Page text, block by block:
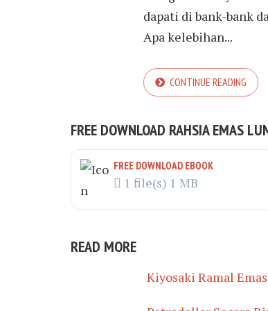
dapati di bank-bank
Apa kelebihan...
CONTINUE READING
FREE DOWNLOAD RAHSIA EMAS
FREE DOWNLOAD EBOOK
1 file(s) 1 MB
READ MORE
Kiyosaki Ramal